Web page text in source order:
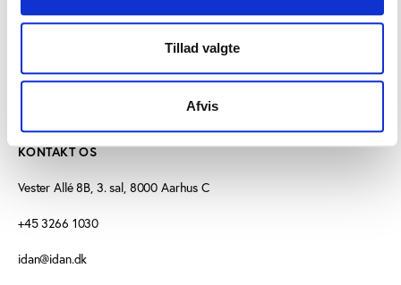
Tillad valgte
Afvis
KONTAKT OS
Vester Allé 8B, 3. sal, 8000 Aarhus C
+45 3266 1030
idan@idan.dk